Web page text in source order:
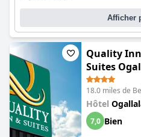
Afficher
Quality
Suites
18.0 miles de
Hôtel
7,0 Bien